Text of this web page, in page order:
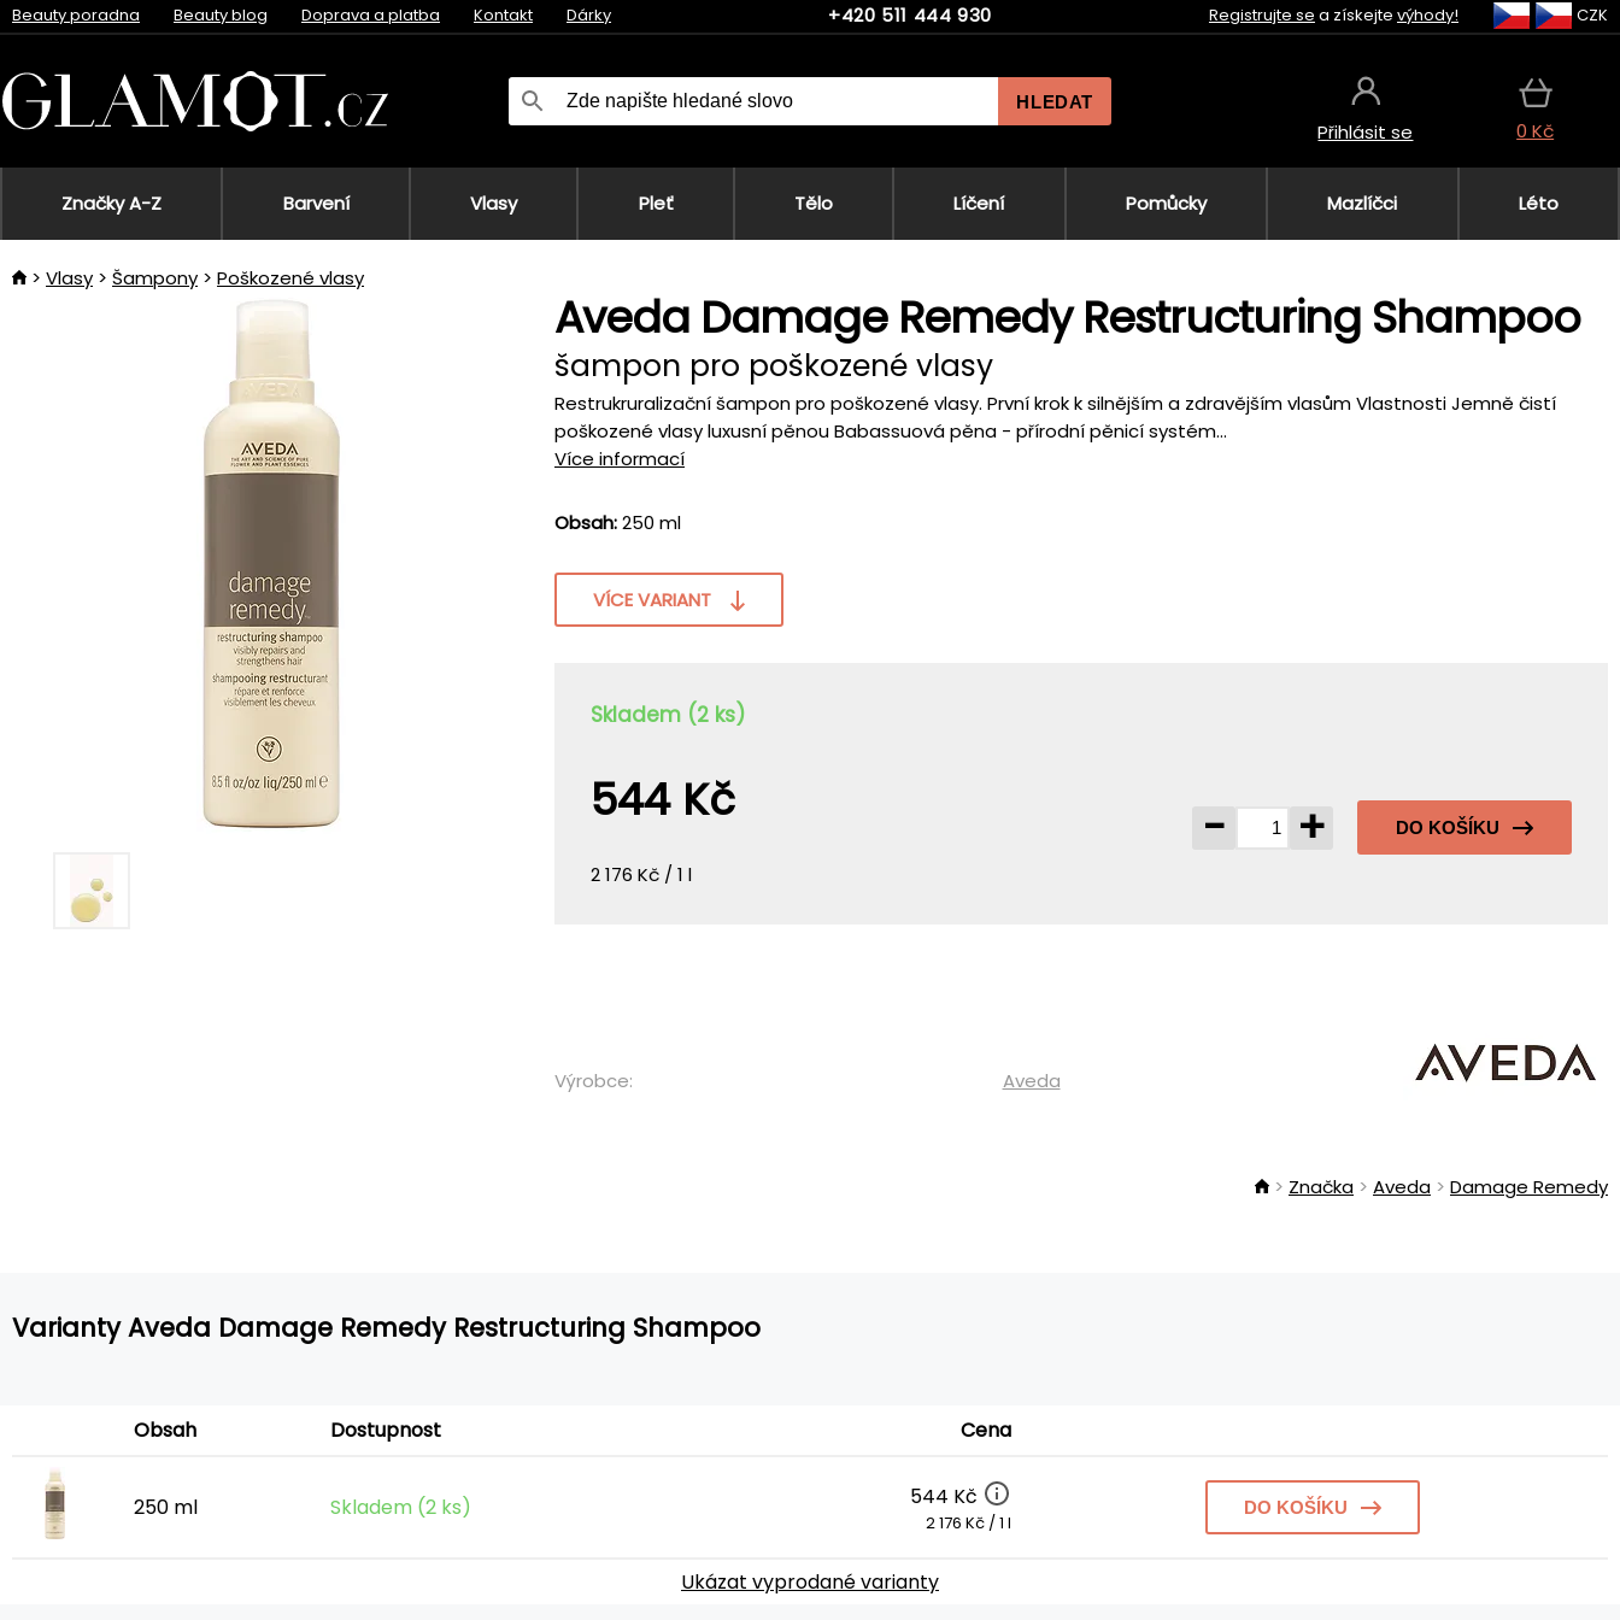
Beauty poradna Beauty blog Doprava a platba Kontakt Dárky +420 511 444 930 Registrujte se a získejte výhody! CZK
HLEDAT
Přihlásit se 0 Kč
Značky A-Z Barvení Vlasy Pleť Tělo Líčení Pomůcky Mazlíčci Léto
Vlasy Šampony Poškozené vlasy
Aveda Damage Remedy Restructuring Shampoo
šampon pro poškozené vlasy
Restrukruralizační šampon pro poškozené vlasy. První krok k silnějším a zdravějším vlasům Vlastnosti Jemně čistí
poškozené vlasy luxusní pěnou Babassuová pěna - přírodní pěnicí systém...
Více informací
Obsah:250 ml
VÍCE VARIANT
Skladem (2 ks)
544 Kč
2 176 Kč / 1 l
- + DO KOŠÍKU
Výrobce: Aveda
Značka Aveda Damage Remedy
Varianty Aveda Damage Remedy Restructuring Shampoo
Obsah Dostupnost Cena
250 ml Skladem (2 ks) 544 Kč
2 176 Kč / 1 l
DO KOŠÍKU
Ukázat vyprodané varianty